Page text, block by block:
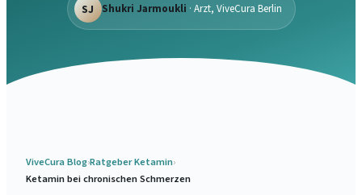
SJ Shukri Jarmoukli · Arzt, ViveCura Berlin
ViveCura Blog›Ratgeber Ketamin›
Ketamin bei chronischen Schmerzen